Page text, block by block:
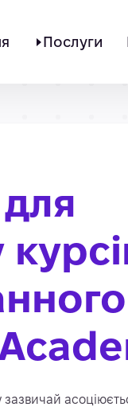
Послуги
зазвичай